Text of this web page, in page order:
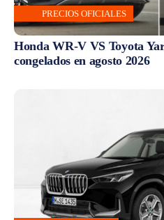
PRECIOS OFICIALES
Honda WR-V VS Toyota
congelados en agosto 2026